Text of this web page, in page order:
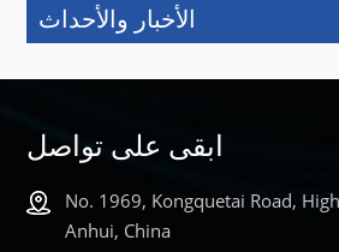
الأخبار والأحداث
ابقى على تواصل
No. 1969, Kongquetai Road,
Anhui, China